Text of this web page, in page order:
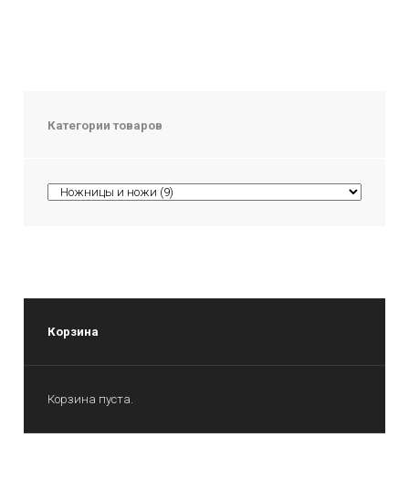
Категории товаров
Корзина
Корзина пуста.